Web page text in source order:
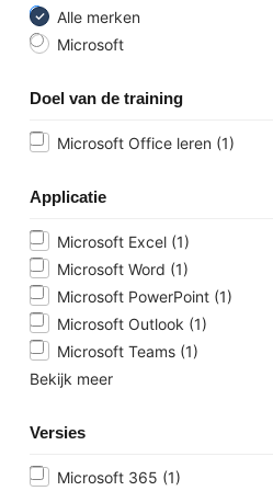
Alle merken
Microsoft
Doel van de training
Microsoft Office leren (1)
Applicatie
Microsoft Excel (1)
Microsoft Word (1)
Microsoft PowerPoint (1)
Microsoft Outlook (1)
Microsoft Teams (1)
Bekijk meer
Versies
Microsoft 365 (1)